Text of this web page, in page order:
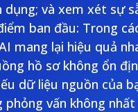
dụng; và xem xét sự
ban đầu: Trong
mang lại hiệu quả
hồ sơ không ổn
dữ liệu nguồn của
phỏng vấn không